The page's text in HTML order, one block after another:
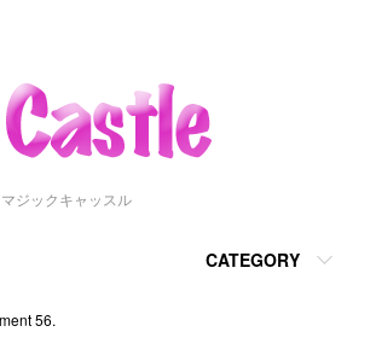
ジックキャッスル
CATEGORY
56.